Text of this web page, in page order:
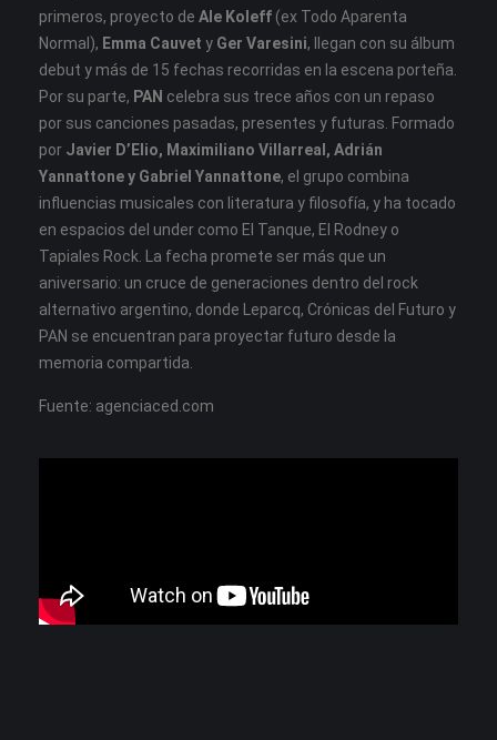
primeros, proyecto de Ale Koleff (ex Todo Aparenta
Normal), Emma Cauvet y Ger Varesini, llegan con su álbum
debut y más de 15 fechas recorridas en la escena porteña.
Por su parte, PAN celebra sus trece años con un repaso
por sus canciones pasadas, presentes y futuras. Formado
por Javier D’Elio, Maximiliano Villarreal, Adrián
Yannattone y Gabriel Yannattone, el grupo combina
influencias musicales con literatura y filosofía, y ha tocado
en espacios del under como El Tanque, El Rodney o
Tapiales Rock. La fecha promete ser más que un
aniversario: un cruce de generaciones dentro del rock
alternativo argentino, donde Leparcq, Crónicas del Futuro y
PAN se encuentran para proyectar futuro desde la
memoria compartida.
Fuente: agenciaced.com